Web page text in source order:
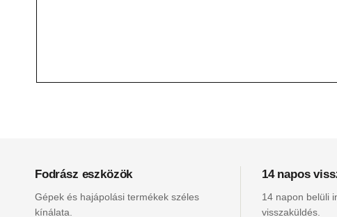
Fodrász eszközök
Gépek és hajápolási termékek széles
kínálata.
14 napos
14 napon belüli
visszaküldés.